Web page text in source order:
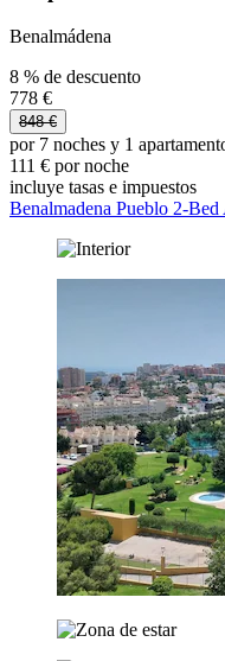
Benalmádena
8 % de descuento
778 €
848 €
por 7 noches y 1
111 € por noche
incluye tasas e impuestos
Benalmadena Pueblo 2-